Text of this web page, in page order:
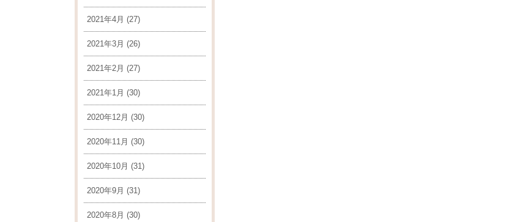
2021年4月 (27)
2021年3月 (26)
2021年2月 (27)
2021年1月 (30)
2020年12月 (30)
2020年11月 (30)
2020年10月 (31)
2020年9月 (31)
2020年8月 (30)